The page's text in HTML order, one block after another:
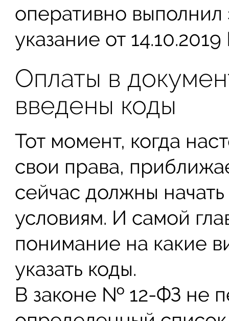
оперативно выполнил
указание от
Оплаты в
введены коды
Тот момент, когда
свои права,
сейчас должны
условиям. И самой
понимание на какие
указать коды.
В законе № 12-ФЗ не